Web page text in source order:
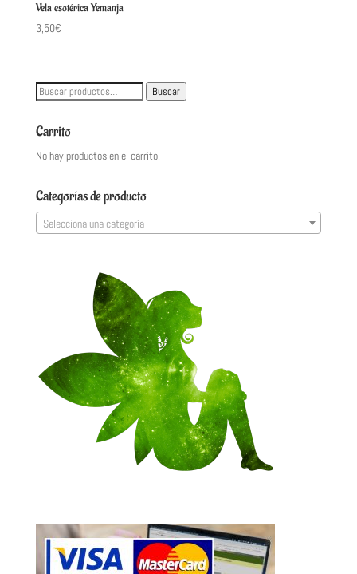
Vela esotérica Yemanja
3,50€
Buscar
Buscar
Carrito
No hay productos en el carrito.
Categorías de producto
Selecciona una categoría